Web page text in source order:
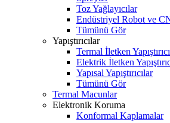
Toz Yağlayıcılar
Endüstriyel Robot ve
Tümünü Gör
Yapıştırıcılar
Termal İletken
Elektrik İletken
Yapısal Yapıştırıcılar
Tümünü Gör
Termal Macunlar
Elektronik Koruma
Konformal Kaplamalar